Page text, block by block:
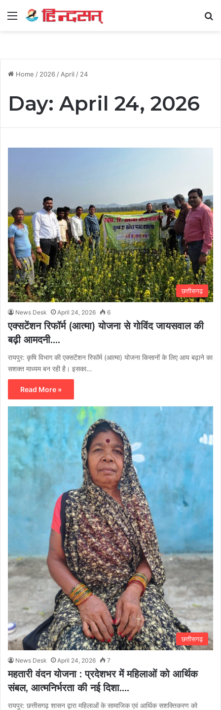
Menu
Home / 2026 / April / 24
Day: April 24, 2026
छत्तीसगढ़
News Desk April 24, 2026 6
एक्सटेंशन रिफॉर्म (आत्मा) योजना से गोविंद जायसवाल की
बढ़ी आमदनी….
रायपुर: कृषि विभाग की एक्सटेंशन रिफॉर्म (आत्मा) योजना किसानों के लिए आय बढ़ाने का
सशक्त माध्यम बन रही है। इसका…
Read More »
छत्तीसगढ़
News Desk April 24, 2026 7
महतारी वंदन योजना : प्रदेशभर में महिलाओं को आर्थिक
संबल, आत्मनिर्भरता की नई दिशा….
रायपुर: छत्तीसगढ़ शासन द्वारा महिलाओं के सामाजिक एवं आर्थिक सशक्तिकरण को